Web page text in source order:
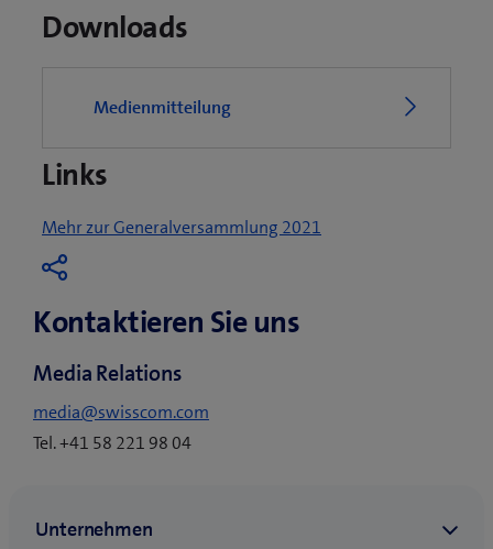
Downloads
Medienmitteilung
Links
Mehr zur Generalversammlung 2021
Kontaktieren Sie uns
Media Relations
media@swisscom.com
Tel. +41 58 221 98 04